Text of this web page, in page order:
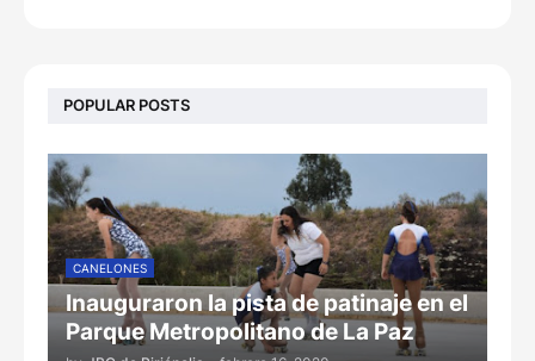
POPULAR POSTS
CANELONES
Inauguraron la pista de patinaje en el
Parque Metropolitano de La Paz